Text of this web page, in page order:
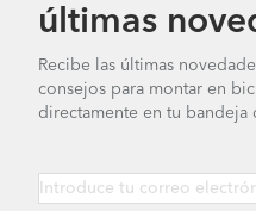
últimas
Recibe las últimas
consejos para montar en
directamente en tu bandeja